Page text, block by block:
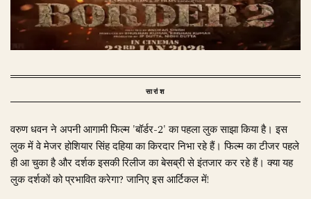
सारांश
वरुण धवन ने अपनी आगामी फिल्म 'बॉर्डर-2' का पहला लुक साझा किया है। इस
लुक में वे मेजर होशियार सिंह दहिया का किरदार निभा रहे हैं। फिल्म का टीजर पहले
ही आ चुका है और दर्शक इसकी रिलीज का बेसब्री से इंतजार कर रहे हैं। क्या यह
लुक दर्शकों को प्रभावित करेगा? जानिए इस आर्टिकल में!